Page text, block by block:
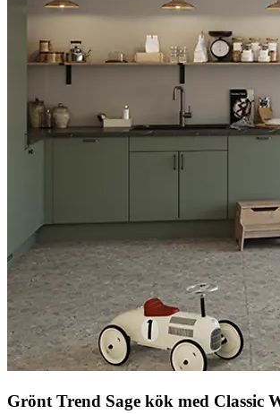
Grönt Trend Sage kök med Classic